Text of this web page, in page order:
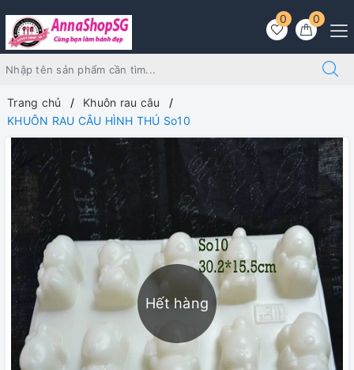
0
0
Trang chủ
Khuôn rau câu
KHUÔN RAU CÂU HÌNH THÚ So10
Hết hàng